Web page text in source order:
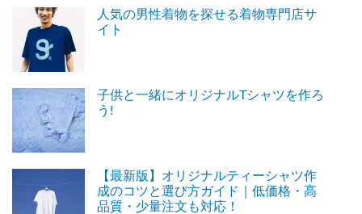
人気の男性着物を探せる着物専門店サ
イト
子供と一緒にオリジナルTシャツを作ろ
う!
【最新版】オリジナルティーシャツ作
成のコツと選び方ガイド｜低価格・高
品質・少量注文も対応！